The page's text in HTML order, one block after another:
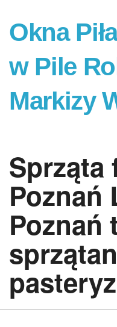
Okna
w Pile
Markizy
Sprząta
Poznań
Poznań